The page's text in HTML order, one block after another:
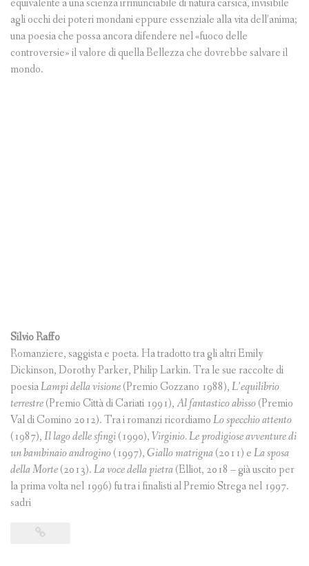
equivalente a una scienza irrinunciabile di natura carsica, invisibile
agli occhi dei poteri mondani eppure essenziale alla vita dell’anima;
una poesia che possa ancora difendere nel «fuoco delle
controversie» il valore di quella Bellezza che dovrebbe salvare il
mondo.
Silvio Raffo
Romanziere, saggista e poeta. Ha tradotto tra gli altri Emily
Dickinson, Dorothy Parker, Philip Larkin. Tra le sue raccolte di
poesiaLampi della visione(Premio Gozzano 1988),L’equilibrio
terrestre(Premio Città di Cariati 1991),Al fantastico abisso(Premio
Val di Comino 2012). Tra i romanzi ricordiamoLo specchio attento
(1987),Il lago delle sfingi(1990),Virginio. Le prodigiose avventure di
un bambinaio androgino(1997),Giallo matrigna(2011) eLa sposa
della Morte(2013).La voce della pietra(Elliot, 2018 – già uscito per
la prima volta nel 1996) fu tra i finalisti al Premio Strega nel 1997.
sadri